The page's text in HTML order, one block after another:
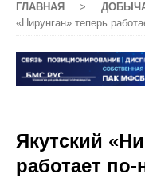
ГЛАВНАЯ >
«Нирунган» теперь
Якутский
работает